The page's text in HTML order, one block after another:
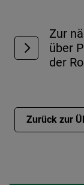
Zur
über
der
Zurück zur